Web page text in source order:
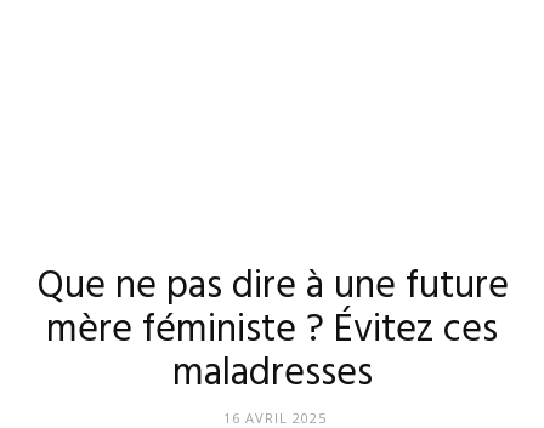
Que ne pas dire à une future
mère féministe ? Évitez ces
maladresses
16 AVRIL 2025